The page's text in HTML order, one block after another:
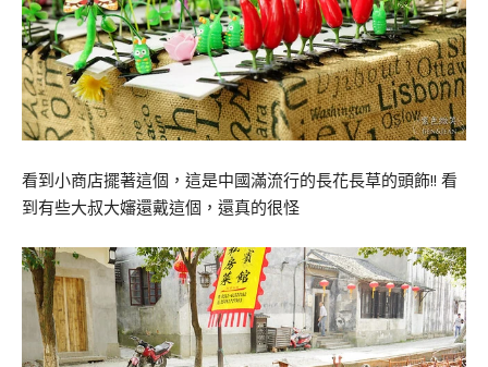
看到小商店擺著這個，這是中國滿流行的長花長草的頭飾!! 看
到有些大叔大嬸還戴這個，還真的很怪